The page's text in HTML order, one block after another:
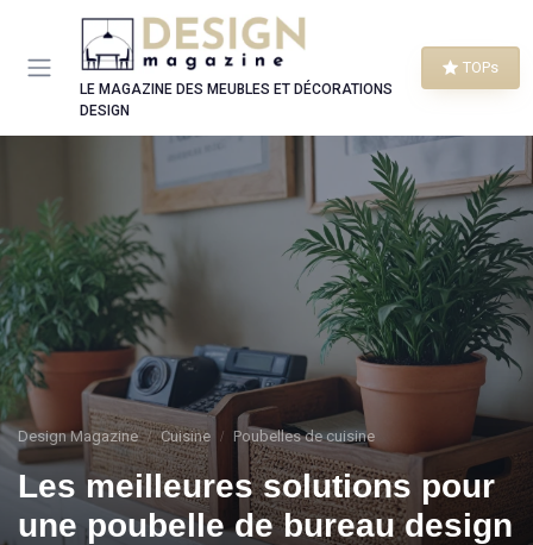
LE MAGAZINE DES MEUBLES ET DÉCORATIONS
DESIGN
TOPs
Design Magazine Cuisine Poubelles de cuisine
Les meilleures solutions pour
une poubelle de bureau design
Panneau de gestion des cookies